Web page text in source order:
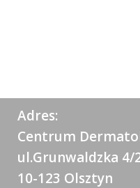
Adres:
Centrum
ul.Grunwaldzka 4/
10-123 Olsztyn